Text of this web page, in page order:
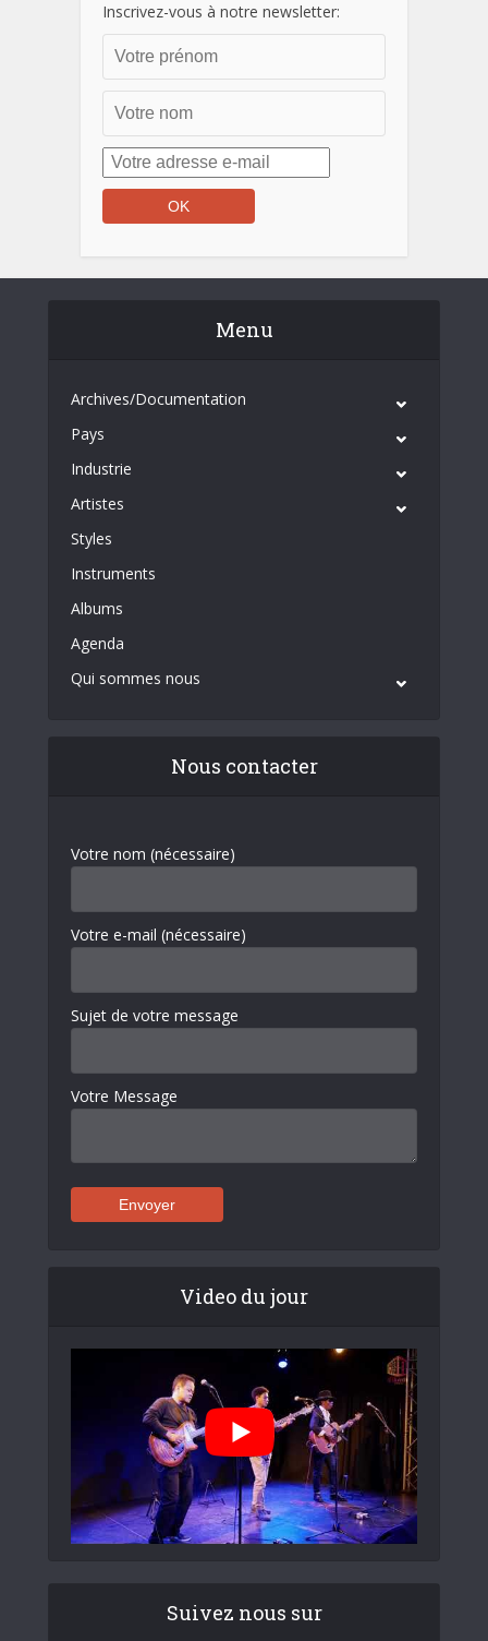
Inscrivez-vous à notre newsletter:
Menu
Archives/Documentation
Pays
Industrie
Artistes
Styles
Instruments
Albums
Agenda
Qui sommes nous
Nous contacter
Votre nom (nécessaire)
Votre e-mail (nécessaire)
Sujet de votre message
Votre Message
Video du jour
Suivez nous sur